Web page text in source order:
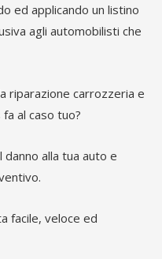
ed applicando un listino
agli automobilisti che
riparazione carrozzeria e
al caso tuo?
danno alla tua auto e
facile, veloce ed